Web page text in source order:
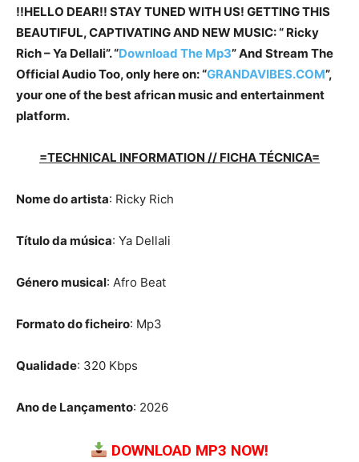
!!HELLO DEAR!! STAY TUNED WITH US! GETTING THIS
BEAUTIFUL, CAPTIVATING AND NEW MUSIC: “ Ricky
Rich – Ya Dellali”. “Download The Mp3”And Stream The
Official Audio Too, only here on: “GRANDAVIBES.COM”,
your one of the best african music and entertainment
platform.
=TECHNICAL INFORMATION // FICHA TÉCNICA=
Nome do artista: Ricky Rich
Título da música: Ya Dellali
Género musical: Afro Beat
Formato do ficheiro: Mp3
Qualidade: 320 Kbps
Ano de Lançamento: 2026
DOWNLOAD MP3 NOW!